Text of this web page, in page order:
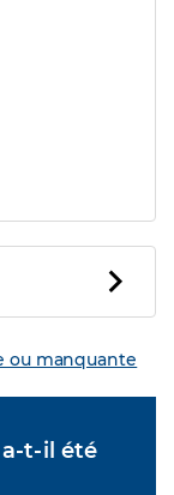
ou manquante
t-il été